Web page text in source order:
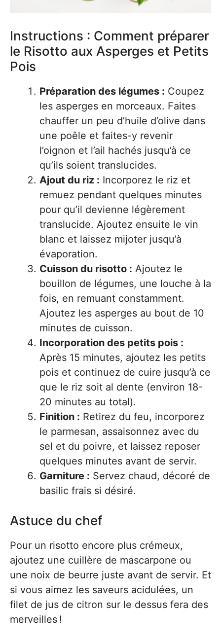
Instructions : Comment préparer
le Risotto aux Asperges et Petits
Pois
Préparation des légumes : Coupez
les asperges en morceaux. Faites
chauffer un peu d’huile d’olive dans
une poêle et faites-y revenir
l’oignon et l’ail hachés jusqu’à ce
qu’ils soient translucides.
Ajout du riz : Incorporez le riz et
remuez pendant quelques minutes
pour qu’il devienne légèrement
translucide. Ajoutez ensuite le vin
blanc et laissez mijoter jusqu’à
évaporation.
Cuisson du risotto : Ajoutez le
bouillon de légumes, une louche à la
fois, en remuant constamment.
Ajoutez les asperges au bout de 10
minutes de cuisson.
Incorporation des petits pois :
Après 15 minutes, ajoutez les petits
pois et continuez de cuire jusqu’à ce
que le riz soit al dente (environ 18-
20 minutes au total).
Finition : Retirez du feu, incorporez
le parmesan, assaisonnez avec du
sel et du poivre, et laissez reposer
quelques minutes avant de servir.
Garniture : Servez chaud, décoré de
basilic frais si désiré.
Astuce du chef
Pour un risotto encore plus crémeux,
ajoutez une cuillère de mascarpone ou
une noix de beurre juste avant de servir. Et
si vous aimez les saveurs acidulées, un
filet de jus de citron sur le dessus fera des
merveilles !